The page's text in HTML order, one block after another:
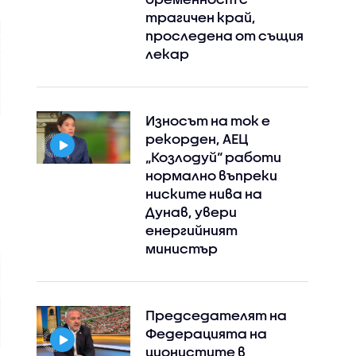
трагичен край,
проследена от същия
лекар
Износът на ток е
рекорден, АЕЦ
„Козлодуй“ работи
нормално въпреки
ниските нива на
Дунав, увери
енергийният
министър
Председателят на
Федерацията на
ционистите в